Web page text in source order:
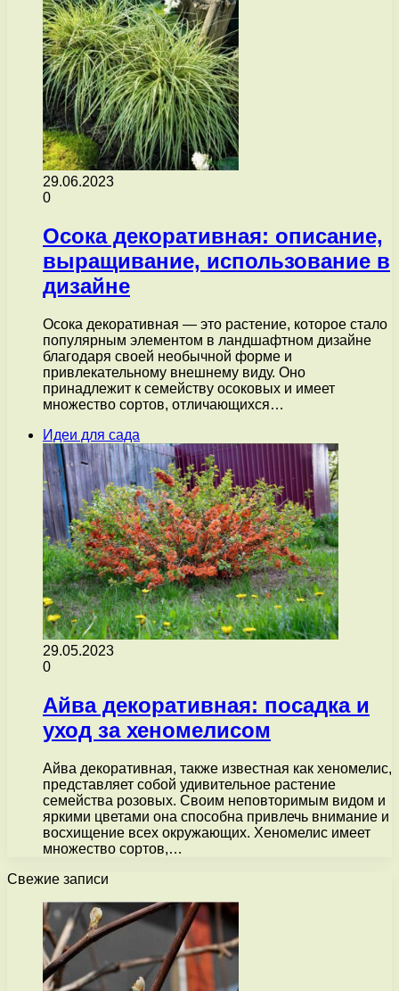
29.06.2023
0
Осока декоративная: описание,
выращивание, использование в
дизайне
Осока декоративная — это растение, которое стало
популярным элементом в ландшафтном дизайне
благодаря своей необычной форме и
привлекательному внешнему виду. Оно
принадлежит к семейству осоковых и имеет
множество сортов, отличающихся…
Идеи для сада
29.05.2023
0
Айва декоративная: посадка и
уход за хеномелисом
Айва декоративная, также известная как хеномелис,
представляет собой удивительное растение
семейства розовых. Своим неповторимым видом и
яркими цветами она способна привлечь внимание и
восхищение всех окружающих. Хеномелис имеет
множество сортов,…
Свежие записи